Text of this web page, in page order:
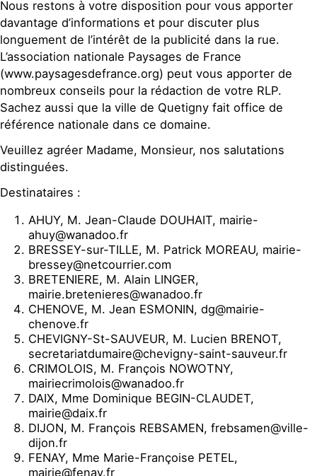
Nous restons à votre disposition pour vous apporter
davantage d’informations et pour discuter plus
longuement de l’intérêt de la publicité dans la rue.
L’association nationale Paysages de France
(www.paysagesdefrance.org) peut vous apporter de
nombreux conseils pour la rédaction de votre RLP.
Sachez aussi que la ville de Quetigny fait office de
référence nationale dans ce domaine.
Veuillez agréer Madame, Monsieur, nos salutations
distinguées.
Destinataires :
AHUY, M. Jean-Claude DOUHAIT, mairie-
ahuy@wanadoo.fr
BRESSEY-sur-TILLE, M. Patrick MOREAU, mairie-
bressey@netcourrier.com
BRETENIERE, M. Alain LINGER,
mairie.bretenieres@wanadoo.fr
CHENOVE, M. Jean ESMONIN, dg@mairie-
chenove.fr
CHEVIGNY-St-SAUVEUR, M. Lucien BRENOT,
secretariatdumaire@chevigny-saint-sauveur.fr
CRIMOLOIS, M. François NOWOTNY,
mairiecrimolois@wanadoo.fr
DAIX, Mme Dominique BEGIN-CLAUDET,
mairie@daix.fr
DIJON, M. François REBSAMEN, frebsamen@ville-
dijon.fr
FENAY, Mme Marie-Françoise PETEL,
mairie@fenay.fr